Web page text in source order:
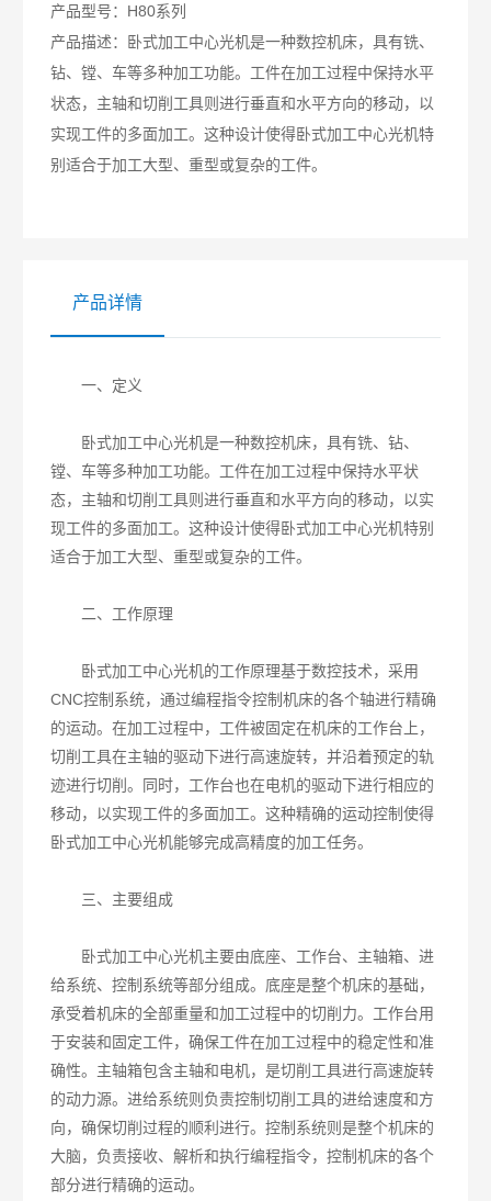
产品型号： H80系列
产品描述：
卧式加工中心光机是一种数控机床，具有铣、
钻、镗、车等多种加工功能。工件在加工过程中保持水平
状态，主轴和切削工具则进行垂直和水平方向的移动，以
实现工件的多面加工。这种设计使得卧式加工中心光机特
别适合于加工大型、重型或复杂的工件。
产品详情
一、定义
卧式加工中心光机是一种数控机床，具有铣、钻、
镗、车等多种加工功能。工件在加工过程中保持水平状
态，主轴和切削工具则进行垂直和水平方向的移动，以实
现工件的多面加工。这种设计使得卧式加工中心光机特别
适合于加工大型、重型或复杂的工件。
二、工作原理
卧式加工中心光机的工作原理基于数控技术，采用
CNC控制系统，通过编程指令控制机床的各个轴进行精确
的运动。在加工过程中，工件被固定在机床的工作台上，
切削工具在主轴的驱动下进行高速旋转，并沿着预定的轨
迹进行切削。同时，工作台也在电机的驱动下进行相应的
移动，以实现工件的多面加工。这种精确的运动控制使得
卧式加工中心光机能够完成高精度的加工任务。
三、主要组成
卧式加工中心光机主要由底座、工作台、主轴箱、进
给系统、控制系统等部分组成。底座是整个机床的基础，
承受着机床的全部重量和加工过程中的切削力。工作台用
于安装和固定工件，确保工件在加工过程中的稳定性和准
确性。主轴箱包含主轴和电机，是切削工具进行高速旋转
的动力源。进给系统则负责控制切削工具的进给速度和方
向，确保切削过程的顺利进行。控制系统则是整个机床的
大脑，负责接收、解析和执行编程指令，控制机床的各个
部分进行精确的运动。